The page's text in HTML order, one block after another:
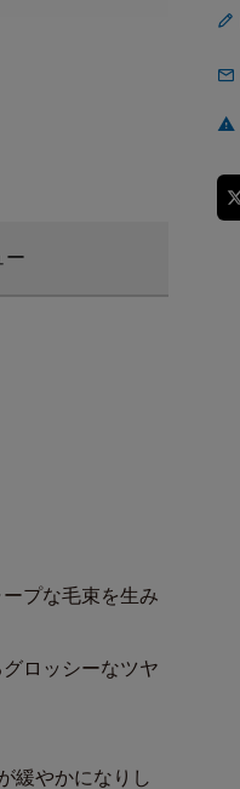
ー
プな毛束を生み
ロッシーなツヤ
緩やかになりし